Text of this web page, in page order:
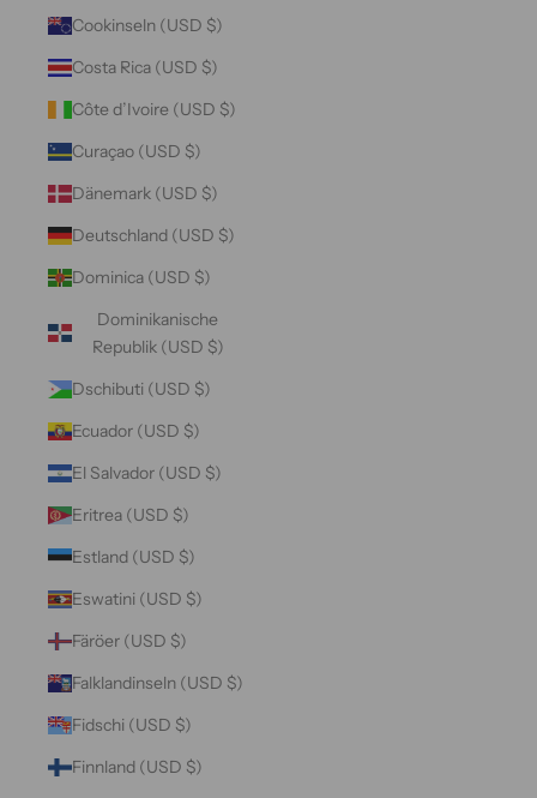
Cookinseln (USD $)
Costa Rica (USD $)
Côte d’Ivoire (USD $)
Curaçao (USD $)
Dänemark (USD $)
Deutschland (USD $)
Dominica (USD $)
Dominikanische
Republik (USD $)
Dschibuti (USD $)
Ecuador (USD $)
El Salvador (USD $)
Eritrea (USD $)
Estland (USD $)
Eswatini (USD $)
Färöer (USD $)
Falklandinseln (USD $)
Fidschi (USD $)
Finnland (USD $)